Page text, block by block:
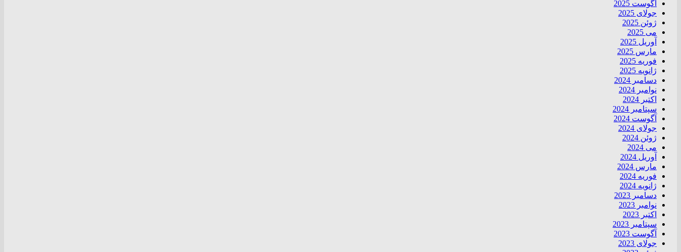
آگوست 2025
جولای 2025
ژوئن 2025
می 2025
آوریل 2025
مارس 2025
فوریه 2025
ژانویه 2025
دسامبر 2024
نوامبر 2024
اکتبر 2024
سپتامبر 2024
آگوست 2024
جولای 2024
ژوئن 2024
می 2024
آوریل 2024
مارس 2024
فوریه 2024
ژانویه 2024
دسامبر 2023
نوامبر 2023
اکتبر 2023
سپتامبر 2023
آگوست 2023
جولای 2023